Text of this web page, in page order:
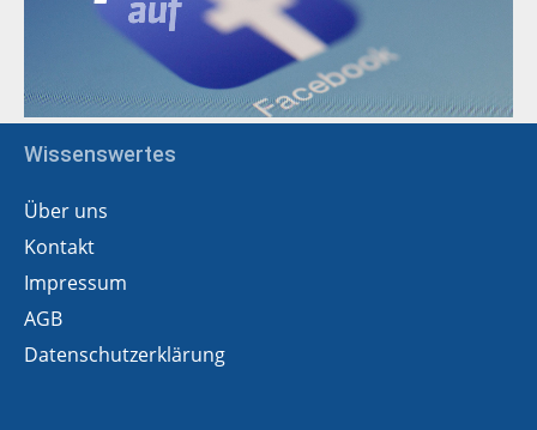
Wissenswertes
Über uns
Kontakt
Impressum
AGB
Datenschutzerklärung